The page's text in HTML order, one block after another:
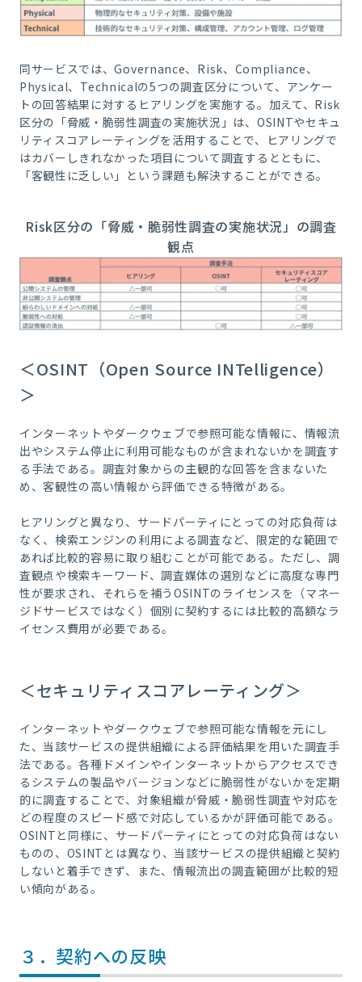
同サービスでは、Governance、Risk、Compliance、
Physical、Technicalの5つの調査区分について、アンケー
トの回答結果に対するヒアリングを実施する。加えて、Risk
区分の「脅威・脆弱性調査の実施状況」は、OSINTやセキュ
リティスコアレーティングを活用することで、ヒアリングで
はカバーしきれなかった項目について調査するとともに、
「客観性に乏しい」という課題も解決することができる。
Risk区分の「脅威・脆弱性調査の実施状況」の調査
観点
＜OSINT（Open Source INTelligence）
＞
インターネットやダークウェブで参照可能な情報に、情報流
出やシステム停止に利用可能なものが含まれないかを調査す
る手法である。調査対象からの主観的な回答を含まないた
め、客観性の高い情報から評価できる特徴がある。
ヒアリングと異なり、サードパーティにとっての対応負荷は
なく、検索エンジンの利用による調査など、限定的な範囲で
あれば比較的容易に取り組むことが可能である。ただし、調
査観点や検索キーワード、調査媒体の選別などに高度な専門
性が要求され、それらを補うOSINTのライセンスを（マネー
ジドサービスではなく）個別に契約するには比較的高額なラ
イセンス費用が必要である。
＜セキュリティスコアレーティング＞
インターネットやダークウェブで参照可能な情報を元にし
た、当該サービスの提供組織による評価結果を用いた調査手
法である。各種ドメインやインターネットからアクセスでき
るシステムの製品やバージョンなどに脆弱性がないかを定期
的に調査することで、対象組織が脅威・脆弱性調査や対応を
どの程度のスピード感で対応しているかが評価可能である。
OSINTと同様に、サードパーティにとっての対応負荷はない
ものの、OSINTとは異なり、当該サービスの提供組織と契約
しないと着手できず、また、情報流出の調査範囲が比較的短
い傾向がある。
３．契約への反映